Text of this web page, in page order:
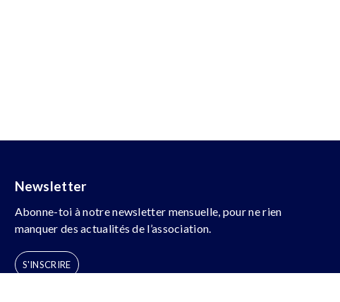
Newsletter
Abonne-toi à notre newsletter mensuelle, pour ne rien
manquer des actualités de l’association.
S'INSCRIRE